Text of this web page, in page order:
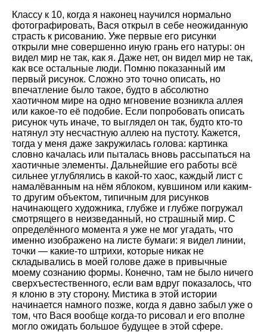
Классу к 10, когда я наконец научился нормально
фотографировать, Вася открыл в себе неожиданную
страсть к рисованию. Уже первые его рисунки
открыли мне совершенно иную грань его натуры: он
видел мир не так, как я. Даже нет, он видел мир не так,
как все остальные люди. Помню показанный им
первый рисунок. Сложно это точно описать, но
впечатление было такое, будто в абсолютно
хаотичном мире на одно мгновение возникла аллея
или какое-то её подобие. Если попробовать описать
рисунок чуть иначе, то выглядел он так, будто кто-то
натянул эту несчастную аллею на пустоту. Кажется,
тогда у меня даже закружилась голова: картинка
словно качалась или пыталась вновь рассыпаться на
хаотичные элементы. Дальнейшие его работы всё
сильнее углублялись в какой-то хаос, каждый лист с
намалёванным на нём яблоком, кувшином или каким-
то другим объектом, типичным для рисунков
начинающего художника, глубже и глубже погружал
смотрящего в неизведанный, но страшный мир. С
определённого момента я уже не мог угадать, что
именно изображено на листе бумаги: я видел линии,
точки — какие-то штрихи, которые никак не
складывались в моей голове даже в привычные
моему сознанию формы. Конечно, там не было ничего
сверхъестественного, если вам вдруг показалось, что
я клоню в эту сторону. Мистика в этой истории
начинается намного позже, когда я давно забыл уже о
том, что Вася вообще когда-то рисовал и его вполне
могло ожидать большое будущее в этой сфере.